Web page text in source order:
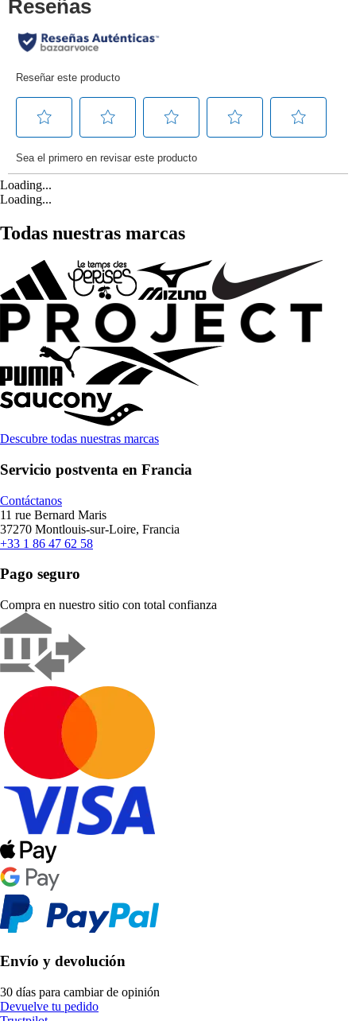
Loading...
Loading...
Todas nuestras marcas
Descubre todas nuestras marcas
Servicio postventa en Francia
Contáctanos
11 rue Bernard Maris
37270 Montlouis-sur-Loire, Francia
+33 1 86 47 62 58
Pago seguro
Compra en nuestro sitio con total confianza
Envío y devolución
30 días para cambiar de opinión
Devuelve tu pedido